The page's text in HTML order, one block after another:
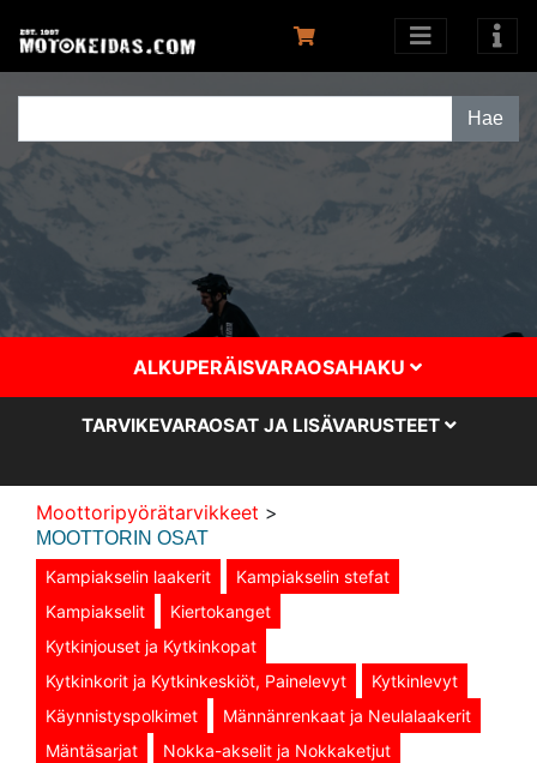
ALKUPERÄISVARAOSAHAKU
TARVIKEVARAOSAT JA LISÄVARUSTEET
Moottoripyörätarvikkeet >
MOOTTORIN OSAT
Kampiakselin laakerit
Kampiakselin stefat
Kampiakselit
Kiertokanget
Kytkinjouset ja Kytkinkopat
Kytkinkorit ja Kytkinkeskiöt, Painelevyt
Kytkinlevyt
Käynnistyspolkimet
Männänrenkaat ja Neulalaakerit
Mäntäsarjat
Nokka-akselit ja Nokkaketjut